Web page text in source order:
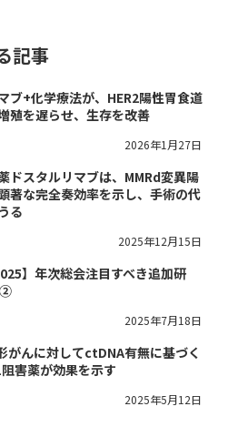
記事
ブ+化学療法が、HER2陽性胃食道
殖を遅らせ、生存を改善
2026年1月27日
ドスタルリマブは、MMRd変異陽
著な完全奏効率を示し、手術の代
る
2025年12月15日
】年次総会注目すべき追加研
②
2025年7月18日
がんに対してctDNA有無に基づく
害薬が効果を示す
2025年5月12日